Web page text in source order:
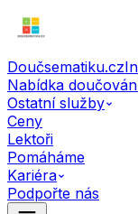
Doučsematiku.cz
Nabídka
Ostatní služby
Ceny
Lektoři
Pomáháme
Kariéra
Podpořte nás